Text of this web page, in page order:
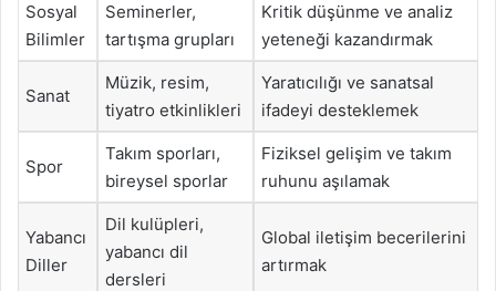
Sosyal
Bilimler
Seminerler,
tartışma grupları
Kritik düşünme ve analiz
yeteneği kazandırmak
Sanat
Müzik, resim,
tiyatro etkinlikleri
Yaratıcılığı ve sanatsal
ifadeyi desteklemek
Spor
Takım sporları,
bireysel sporlar
Fiziksel gelişim ve takım
ruhunu aşılamak
Yabancı
Diller
Dil kulüpleri,
yabancı dil
dersleri
Global iletişim becerilerini
artırmak